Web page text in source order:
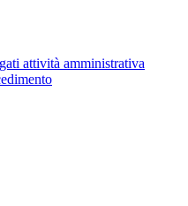
attività amministrativa